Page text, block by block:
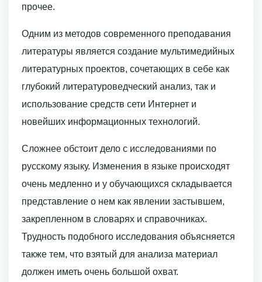
прочее.
Одним из методов современного преподавания
литературы является создание мультимедийных
литературных проектов, сочетающих в себе как
глубокий литературоведческий анализ, так и
использование средств сети Интернет и
новейших информационных технологий.
Сложнее обстоит дело с исследованиями по
русскому языку. Изменения в языке происходят
очень медленно и у обучающихся складывается
представление о нем как явлении застывшем,
закрепленном в словарях и справочниках.
Трудность подобного исследования объясняется
также тем, что взятый для анализа материал
должен иметь очень большой охват.